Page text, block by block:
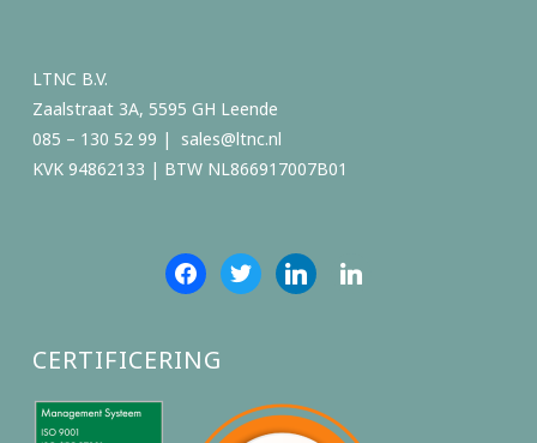
LTNC B.V.
Zaalstraat 3A, 5595 GH Leende
085 – 130 52 99 |
sales@ltnc.nl
KVK 94862133 | BTW NL866917007B01
facebooktwitter linkedin linkedin
CERTIFICERING